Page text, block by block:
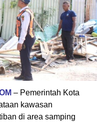
– Pemerintah Kota
kawasan
di area samping